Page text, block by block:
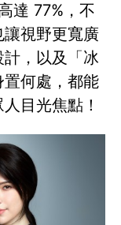
達 77%，不
視野更寬廣
，以及「冰
何處，都能
目光焦點！